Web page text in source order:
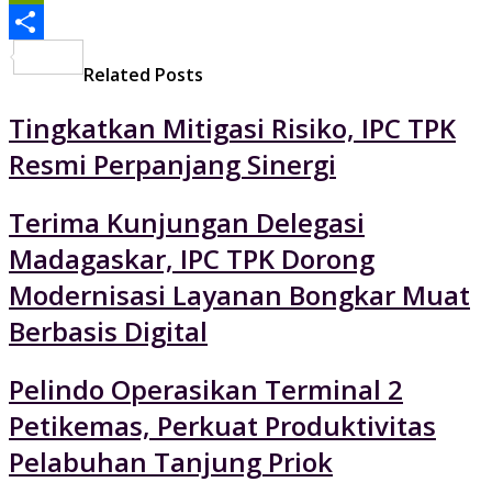
PrintFriendly
Related Posts
Tingkatkan Mitigasi Risiko, IPC TPK
Resmi Perpanjang Sinergi
Terima Kunjungan Delegasi
Madagaskar, IPC TPK Dorong
Modernisasi Layanan Bongkar Muat
Berbasis Digital
Pelindo Operasikan Terminal 2
Petikemas, Perkuat Produktivitas
Pelabuhan Tanjung Priok